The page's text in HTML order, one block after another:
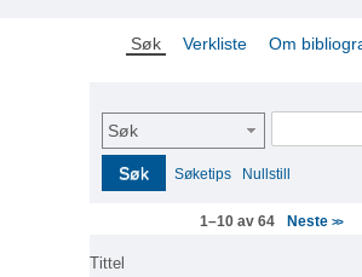
Søk Verkliste Om
Søk
Søk Søketips Nullstill
1–10 av 64 Neste>>
Tittel